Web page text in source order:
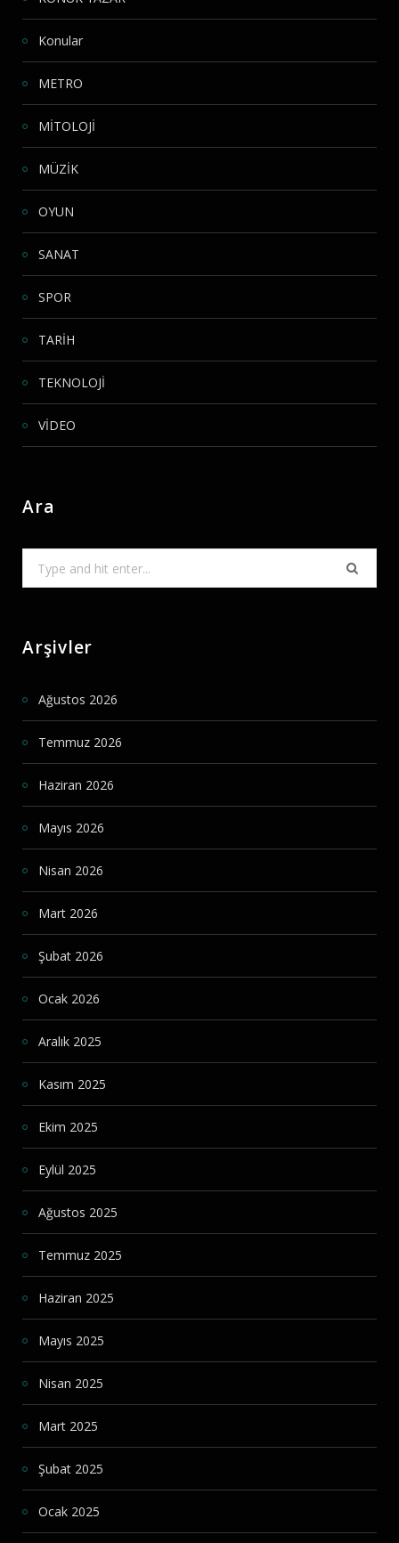
Konular
METRO
MİTOLOJİ
MÜZİK
OYUN
SANAT
SPOR
TARİH
TEKNOLOJİ
VİDEO
Ara
Arşivler
Ağustos 2026
Temmuz 2026
Haziran 2026
Mayıs 2026
Nisan 2026
Mart 2026
Şubat 2026
Ocak 2026
Aralık 2025
Kasım 2025
Ekim 2025
Eylül 2025
Ağustos 2025
Temmuz 2025
Haziran 2025
Mayıs 2025
Nisan 2025
Mart 2025
Şubat 2025
Ocak 2025